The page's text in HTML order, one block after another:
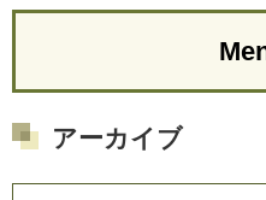
アーカイブ